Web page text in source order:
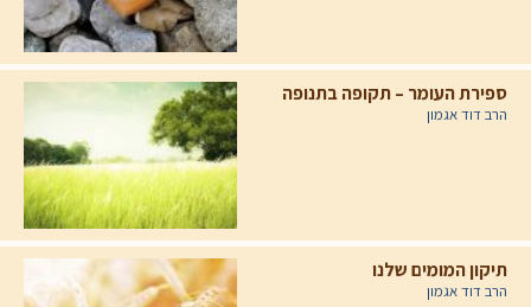
ספירת העומר – תקופה בתנופה
הרב דוד אגמון
תיקון המומים שלנו
הרב דוד אגמון